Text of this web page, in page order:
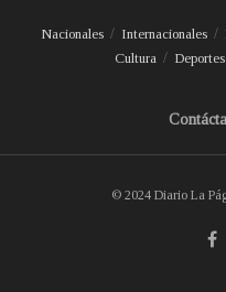
Nacionales Internacionales
Cultura
Deportes
© 2024 Diario La